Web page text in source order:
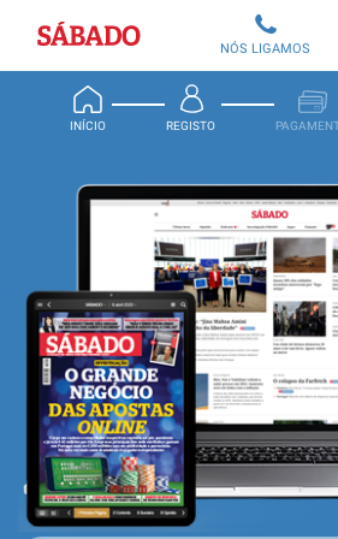
Sábado
INÍCIO REGISTO
NÓS LIGAMOS